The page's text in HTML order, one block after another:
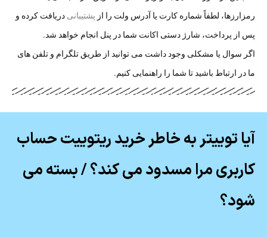
رمزارزها، لطفاً شماره کارت یا آدرس ولت را از پشتیبانی دریافت کرده و
پس از پرداخت، شارژ دستی اکانت شما در پنل انجام خواهد شد.
اگر سوال یا مشکلی وجود داشت می توانید از طریق تلگرام و تلفن های
ما در ارتباط باشید تا شما را راهنمایی کنیم.
آیا توییتر به خاطر خرید ریتوییت حساب
کاربری مرا مسدود می کند؟ / بسته می
شود؟